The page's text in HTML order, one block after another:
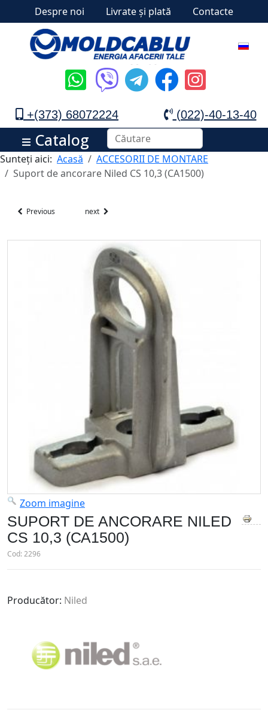
Despre noi Livrate și plată Contacte
+(373) 68072224 (022)-40-13-40
Catalog
Sunteți aici: Acasă
ACCESORII DE MONTARE
Suport de ancorare Niled СS 10,3 (СА1500)
Previous next
Zoom imagine
SUPORT DE ANCORARE NILED
СS 10,3 (СА1500)
Cod:2296
Producător: Niled